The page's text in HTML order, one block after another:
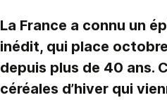
La France a connu un
inédit, qui place
depuis plus de 40 ans.
céréales d’hiver qui